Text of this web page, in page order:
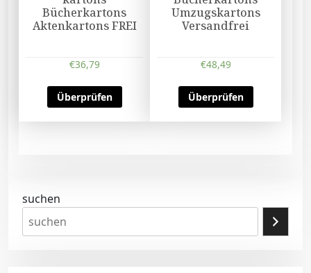
Bücherkartons
Aktenkartons FREI
€36,79
Überprüfen
Umzugskartons
Versandfrei
€48,49
Überprüfen
suchen